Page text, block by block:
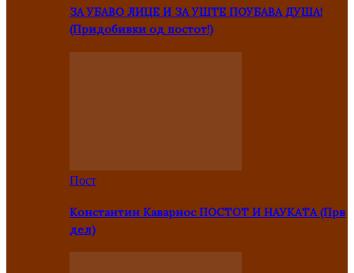
ЗА УБАВО ЛИЦЕ И ЗА УШТЕ ПОУБАВА ДУША!
(Придобивки од постот!)
Пост
Константин Каварнос ПОСТОТ И НАУКАТА (Прв
дел)